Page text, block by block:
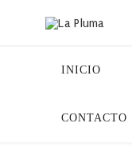
INICIO
CONTACTO